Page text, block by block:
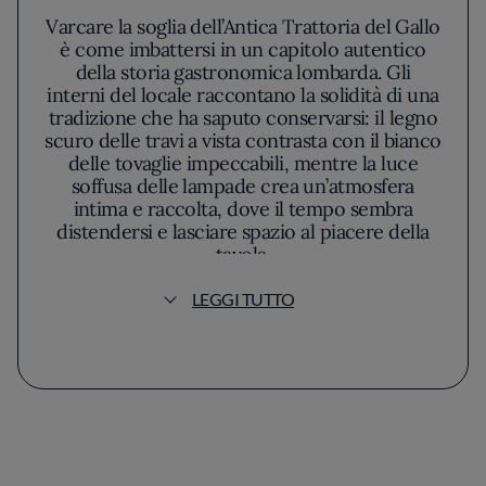
Varcare la soglia dell’Antica Trattoria del Gallo
è come imbattersi in un capitolo autentico
della storia gastronomica lombarda. Gli
interni del locale raccontano la solidità di una
tradizione che ha saputo conservarsi: il legno
scuro delle travi a vista contrasta con il bianco
delle tovaglie impeccabili, mentre la luce
soffusa delle lampade crea un’atmosfera
intima e raccolta, dove il tempo sembra
distendersi e lasciare spazio al piacere della
tavola.
Nel silenzio discreto della sala, la cucina si fa
attenzione alla stagionalità e al rispetto delle
LEGGI TUTTO